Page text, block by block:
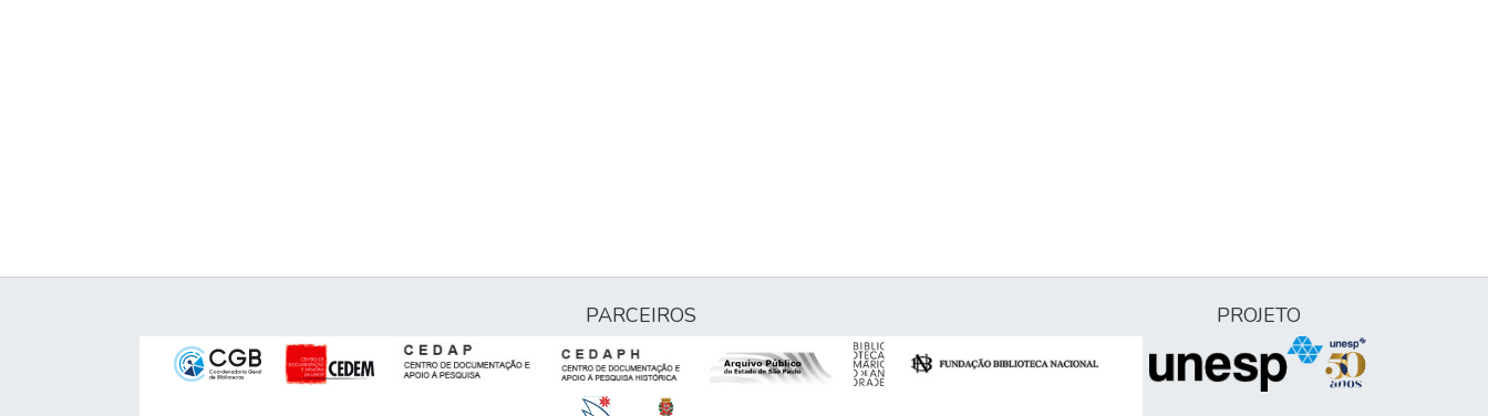
PARCEIROS PROJETO